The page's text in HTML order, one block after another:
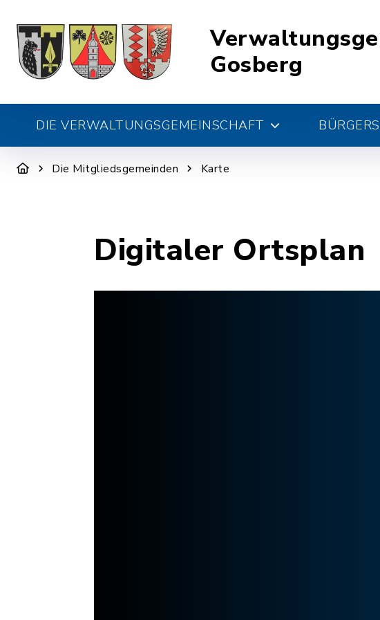
Gosberg
DIE VERWALTUNGSGEMEINSCHAFT
Die Mitgliedsgemeinden Karte
Digitaler Ortsplan